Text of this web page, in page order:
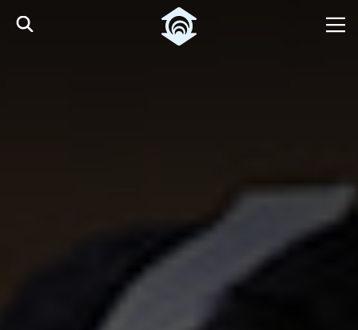
Pular para o Conteúdo principal